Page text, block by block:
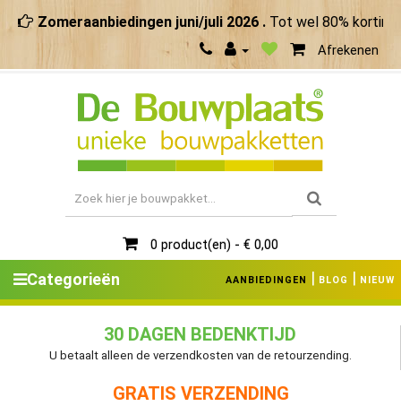
Zomeraanbiedingen juni/juli 2026 .Tot wel 80% korting.
Afrekenen
0 product(en) - € 0,00
Categorieën AANBIEDINGEN | BLOG | NIEUW
30 DAGEN BEDENKTIJD
U betaalt alleen de verzendkosten van de retourzending.
GRATIS VERZENDING